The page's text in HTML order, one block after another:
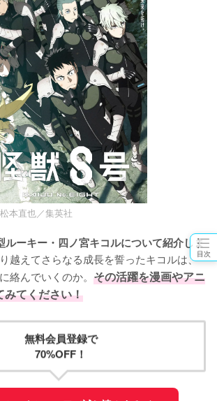
目次
本直也／集英社
ルーキー・四ノ宮キコルについて紹介しま
越えてさらなる成長を誓ったキコルは、
絡んでいくのか。 その活躍を漫画やアニ
みてください！
無料会員登録で
70%OFF！